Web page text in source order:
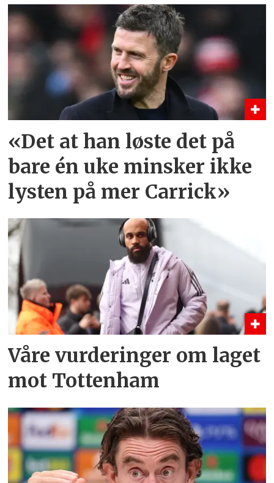
«Det at han løste det på
bare én uke minsker ikke
lysten på mer Carrick»
Våre vurderinger om laget
mot Tottenham